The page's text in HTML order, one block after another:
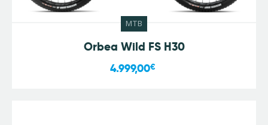
MTB
Orbea Wild FS H30
4.999,00€